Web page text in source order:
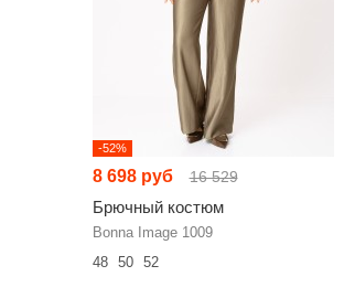
-52%
8 698 руб 16 529
Брючный костюм
Bonna Image 1009
48
50 52